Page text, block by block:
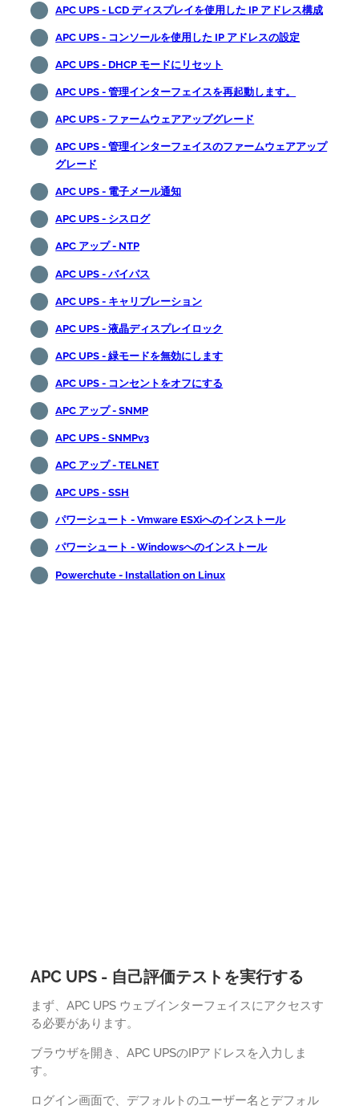
APC UPS - LCD ディスプレイを使用した IP アドレス構成
APC UPS - コンソールを使用した IP アドレスの設定
APC UPS - DHCP モードにリセット
APC UPS - 管理インターフェイスを再起動します。
APC UPS - ファームウェアアップグレード
APC UPS - 管理インターフェイスのファームウェアアップ
グレード
APC UPS - 電子メール通知
APC UPS - シスログ
APC アップ - NTP
APC UPS - バイパス
APC UPS - キャリブレーション
APC UPS - 液晶ディスプレイロック
APC UPS - 緑モードを無効にします
APC UPS - コンセントをオフにする
APC アップ - SNMP
APC UPS - SNMPv3
APC アップ - TELNET
APC UPS - SSH
パワーシュート - Vmware ESXiへのインストール
パワーシュート - Windowsへのインストール
Powerchute - Installation on Linux
APC UPS - 自己評価テストを実行する
まず、APC UPS ウェブインターフェイスにアクセスす
る必要があります。
ブラウザを開き、APC UPSのIPアドレスを入力しま
す。
ログイン画面で、デフォルトのユーザー名とデフォル